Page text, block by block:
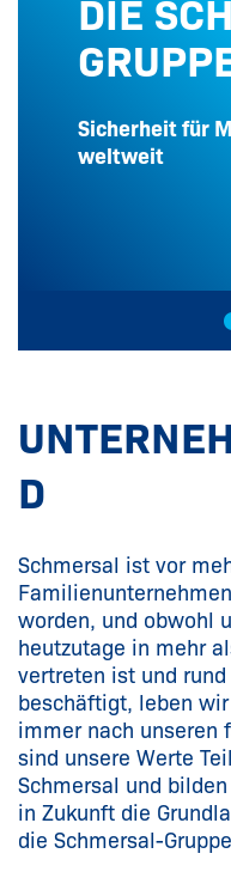
DIE
Sicherheit für
weltweit
D
Schmersal ist vor
worden, und obwohl
heutzutage in mehr
vertreten ist und
beschäftigt, leben
immer nach unseren
sind unsere Werte
Schmersal und
in Zukunft die
die Schmersal-